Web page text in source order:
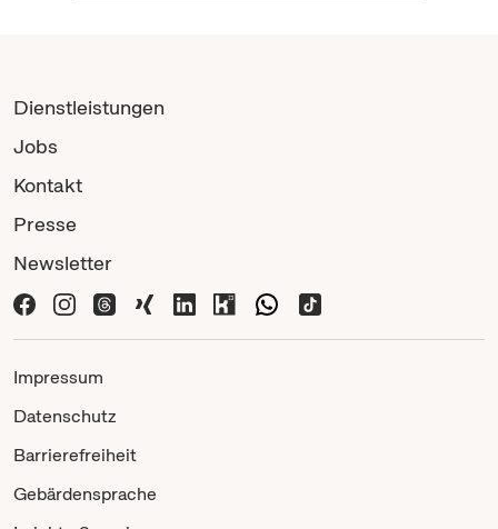
Dienstleistungen
Jobs
Kontakt
Presse
Newsletter
Impressum
Datenschutz
Barrierefreiheit
Gebärdensprache